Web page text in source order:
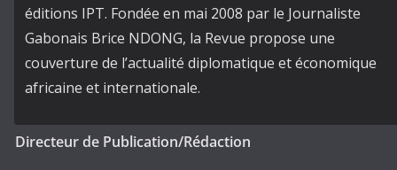
éditions IPT. Fondée en mai 2008 par le Journaliste
Gabonais Brice NDONG, la Revue propose une
couverture de l’actualité diplomatique et économique
africaine et internationale.
Directeur de Publication/Rédaction